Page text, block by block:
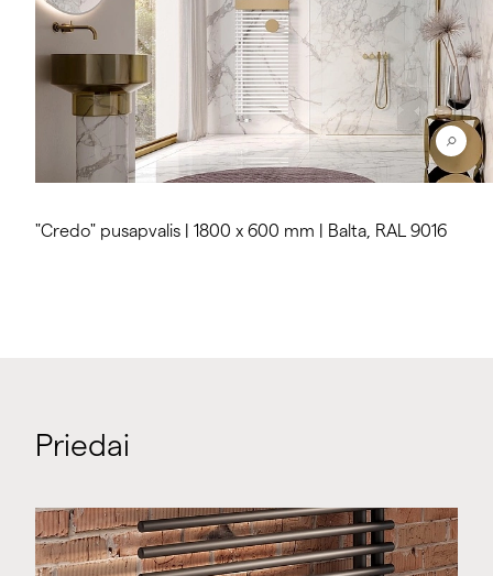
"Credo" pusapvalis | 1800 x 600 mm | Balta, RAL 9016
Priedai